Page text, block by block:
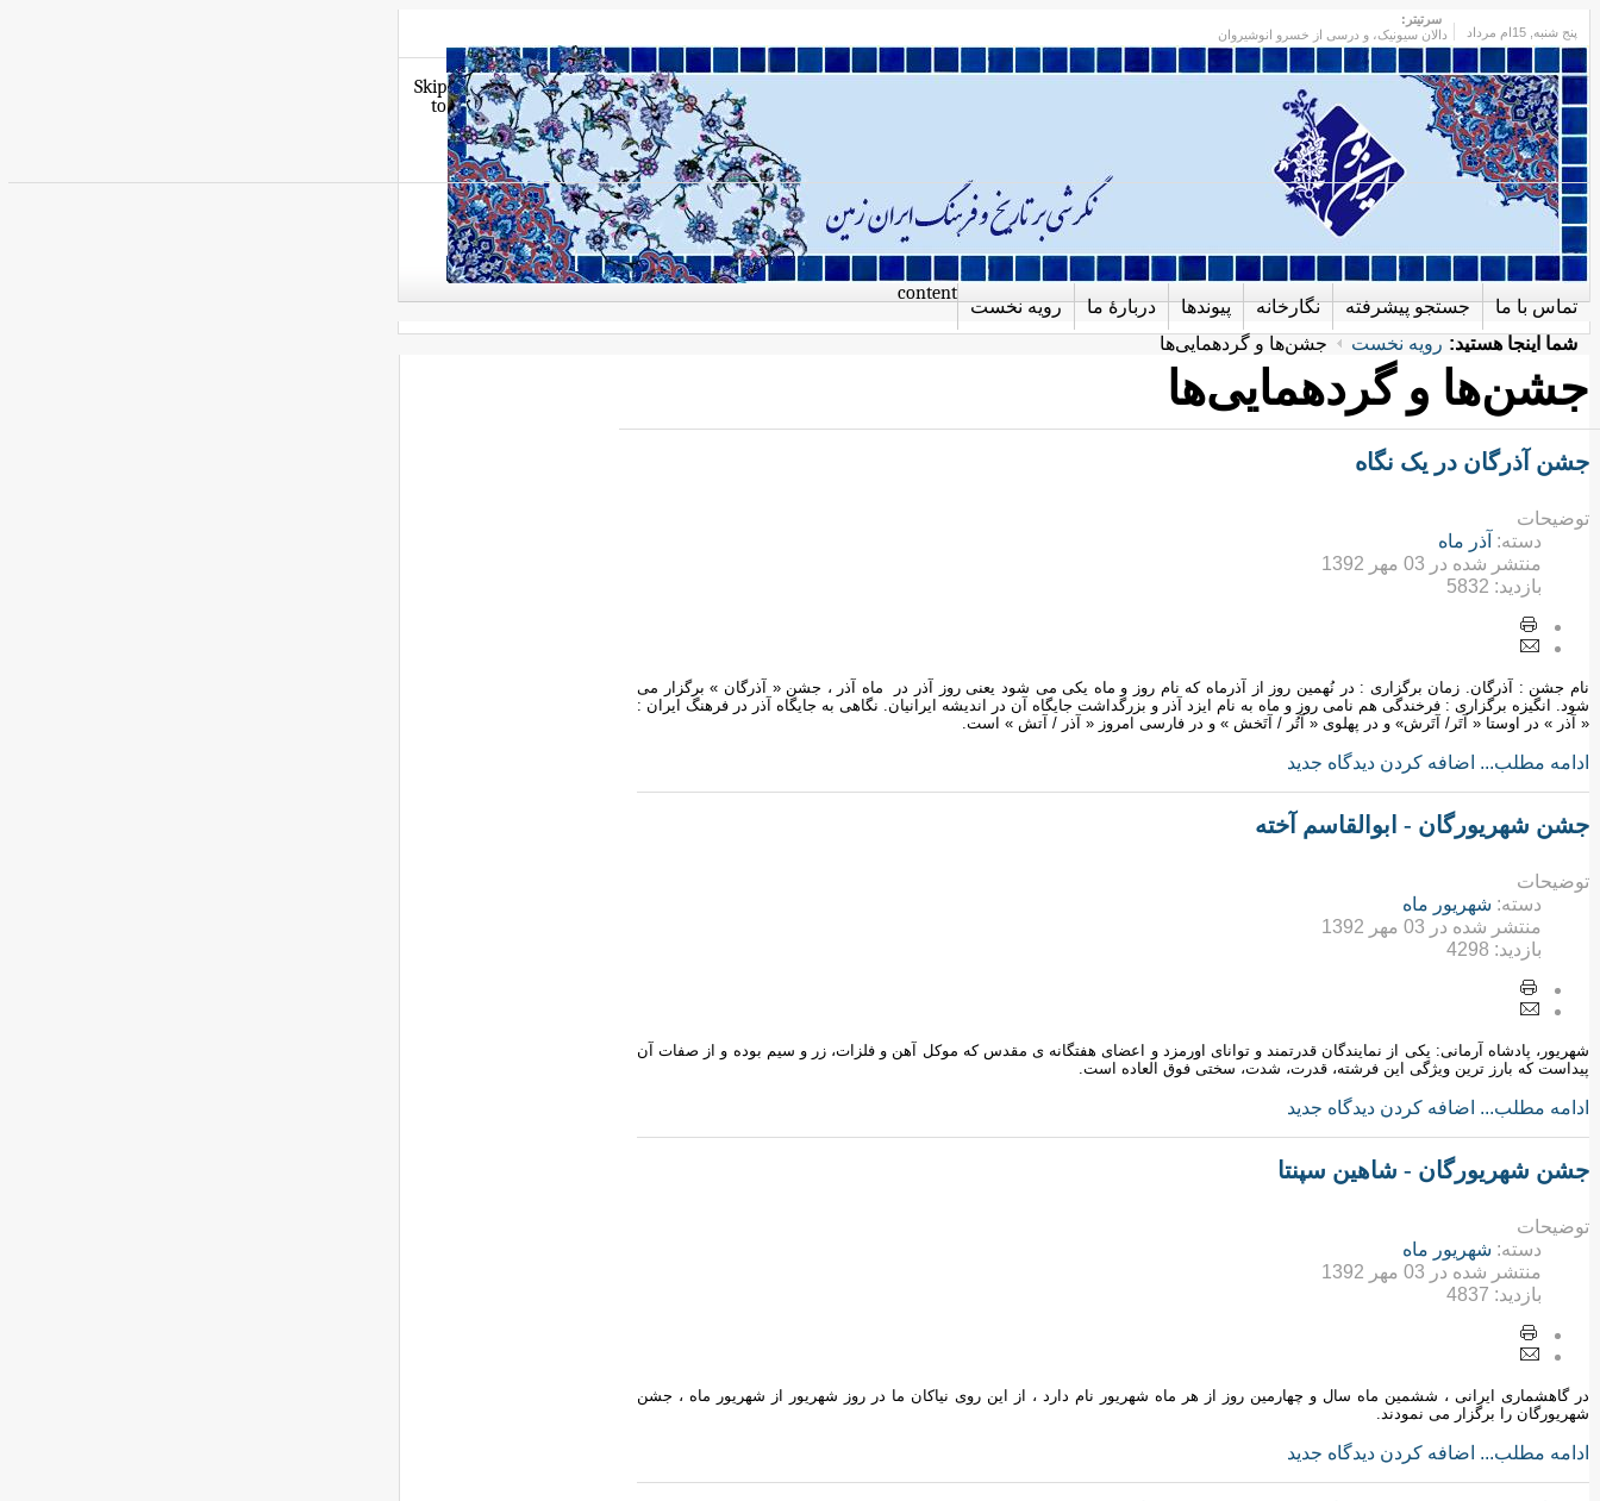
پنج شنبه
سرتیتر:
دالان سیونیک، و درسی از خسرو انوشیروان
رویه نخست دربارهٔ ما پیوندها نگارخانه جستجو پیشرفته تماس با ما
Skip
to
content
شما اینجا هستید: رویه نخست جشن‌ها و گردهمایی‌ها
جشن‌ها و گردهمایی‌ها
جشن آذرگان در یک نگاه
توضیحات
دسته: آذر ماه
منتشر شده در 03 مهر 1392
بازدید: 5832
نام جشن : آذرگان. زمان برگزاری : در نُهمین روز از آذرماه که نام روز و ماه یکی می شود یعنی روز آذر در ماه آذر ، جشن « آذرگان » برگزار می
شود. انگیزه برگزاری : فرخندگی هم نامی روز و ماه به نام ایزد آذر و بزرگداشت جایگاه آن در اندیشه ایرانیان. نگاهی به جایگاه آذر در فرهنگ ایران :
« آذر » در اوستا « آتَر/ آتَرش» و در پهلوی « آتُر / آتَخش » و در فارسی امروز « آذر / آتش » است.
ادامه مطلب... اضافه کردن دیدگاه جدید
جشن شهریورگان - ابوالقاسم آخته
توضیحات
دسته: شهریور ماه
منتشر شده در 03 مهر 1392
بازدید: 4298
شهریور، پادشاه آرمانی: یکی از نمایندگان قدرتمند و توانای اورمزد و اعضای هفتگانه ی مقدس که موکل آهن و فلزات، زر و سیم بوده و از صفات آن
پیداست که بارز ترین ویژگی این فرشته، قدرت، شدت، سختی فوق العاده است.
ادامه مطلب... اضافه کردن دیدگاه جدید
جشن شهریورگان - شاهین سپنتا
توضیحات
دسته: شهریور ماه
منتشر شده در 03 مهر 1392
بازدید: 4837
در گاهشماری ایرانی ، ششمین ماه سال و چهارمین روز از هر ماه شهریور نام دارد ، از این روی نیاکان ما در روز شهریور از شهریور ماه ، جشن
شهریورگان را برگزار می نمودند.
ادامه مطلب... اضافه کردن دیدگاه جدید